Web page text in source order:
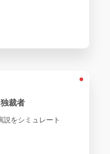
裁者
をシミュレート